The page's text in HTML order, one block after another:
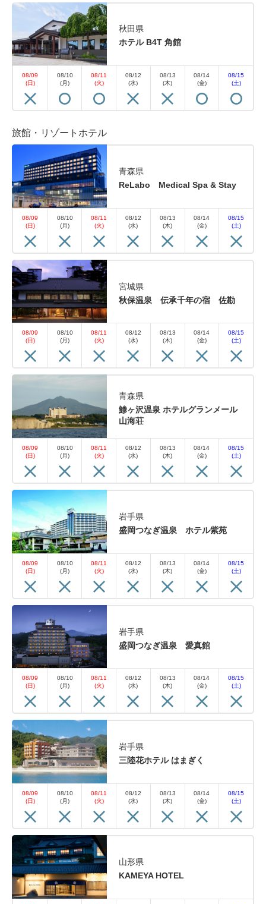
秋田県
ホテル B4T 角館
08/09
(日)
08/10
(月)
08/11
(火)
08/12
(水)
08/13
(木)
08/14
(金)
08/15
(土)
旅館・リゾートホテル
青森県
ReLabo Medical Spa & Stay
08/09
(日)
08/10
(月)
08/11
(火)
08/12
(水)
08/13
(木)
08/14
(金)
08/15
(土)
宮城県
秋保温泉 伝承千年の宿 佐勘
08/09
(日)
08/10
(月)
08/11
(火)
08/12
(水)
08/13
(木)
08/14
(金)
08/15
(土)
青森県
鯵ヶ沢温泉 ホテルグランメール
山海荘
08/09
(日)
08/10
(月)
08/11
(火)
08/12
(水)
08/13
(木)
08/14
(金)
08/15
(土)
岩手県
盛岡つなぎ温泉 ホテル紫苑
08/09
(日)
08/10
(月)
08/11
(火)
08/12
(水)
08/13
(木)
08/14
(金)
08/15
(土)
岩手県
盛岡つなぎ温泉 愛真館
08/09
(日)
08/10
(月)
08/11
(火)
08/12
(水)
08/13
(木)
08/14
(金)
08/15
(土)
岩手県
三陸花ホテル はまぎく
08/09
(日)
08/10
(月)
08/11
(火)
08/12
(水)
08/13
(木)
08/14
(金)
08/15
(土)
山形県
KAMEYA HOTEL